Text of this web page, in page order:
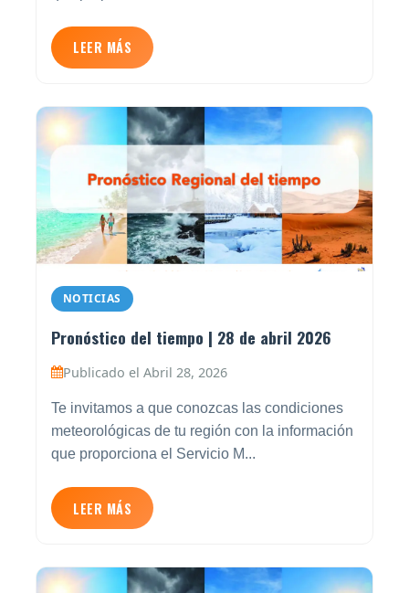
LEER MÁS
NOTICIAS
Pronóstico del tiempo | 28 de abril 2026
Publicado el Abril 28, 2026
Te invitamos a que conozcas las condiciones
meteorológicas de tu región con la información
que proporciona el Servicio M...
LEER MÁS